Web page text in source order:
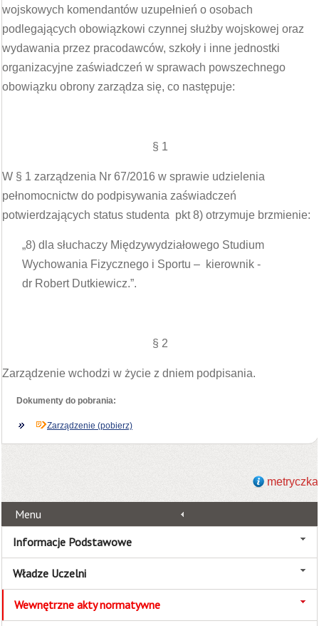
wojskowych komendantów uzupełnień o osobach
podlegających obowiązkowi czynnej służby wojskowej oraz
wydawania przez pracodawców, szkoły i inne jednostki
organizacyjne zaświadczeń w sprawach powszechnego
obowiązku obrony zarządza się, co następuje:
§ 1
W § 1 zarządzenia Nr 67/2016 w sprawie udzielenia
pełnomocnictw do podpisywania zaświadczeń
potwierdzających status studenta pkt 8) otrzymuje brzmienie:
„8) dla słuchaczy Międzywydziałowego Studium
Wychowania Fizycznego i Sportu – kierownik -
dr Robert Dutkiewicz.”.
§ 2
Zarządzenie wchodzi w życie z dniem podpisania.
Dokumenty do pobrania:
Zarządzenie (pobierz)
metryczka
Menu
Informacje Podstawowe
Władze Uczelni
Wewnętrzne akty normatywne